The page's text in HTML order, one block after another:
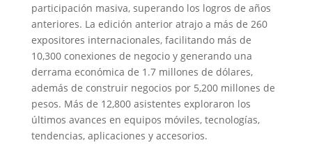
participación masiva, superando los logros de años
anteriores. La edición anterior atrajo a más de 260
expositores internacionales, facilitando más de
10,300 conexiones de negocio y generando una
derrama económica de 1.7 millones de dólares,
además de construir negocios por 5,200 millones de
pesos. Más de 12,800 asistentes exploraron los
últimos avances en equipos móviles, tecnologías,
tendencias, aplicaciones y accesorios.